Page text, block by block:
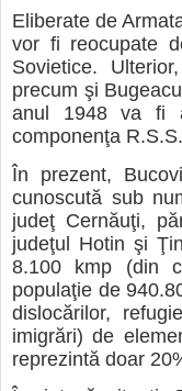
Eliberate de
vor fi reocupate
Sovietice.
precum şi
anul 1948 va fi
componenţa
În prezent,
cunoscută sub
judeţ Cernăuţi,
judeţul Hotin şi
8.100 kmp (din
populaţie de
dislocărilor,
imigrări) de
reprezintă doar